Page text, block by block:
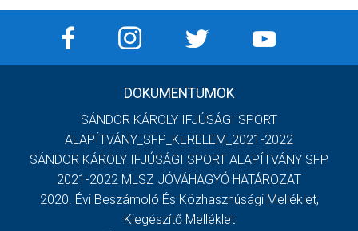
DOKUMENTUMOK
SÁNDOR KÁROLY IFJÚSÁGI SPORT
ALAPÍTVÁNY_SFP_KERELEM_2021-2022
SÁNDOR KÁROLY IFJÚSÁGI SPORT ALAPÍTVÁNY SFP
2021-2022 MLSZ JÓVÁHAGYÓ HATÁROZAT
2020. Évi Beszámoló És Közhasznúsági Melléklet,
Kiegészítő Melléklet